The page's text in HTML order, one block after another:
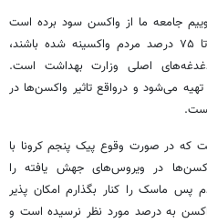
جامعه ما از واکسن سود برده است
که ایمنی زایی ایجاد شده باشد و ۷۰ تا ۷۵ درصد مردم واکسینه شده باشند،
اصلی وزارت بهداشت است.
می‌شود و درواقع تاثیر واکسن‌ها در
که در صورت وقوع پیک پنجم کرونا با
در ویروس‌های جهش یافته را
پس ماسک را کنار بگذارم امکان پذیر
به درصد مورد نظر نرسیده است و